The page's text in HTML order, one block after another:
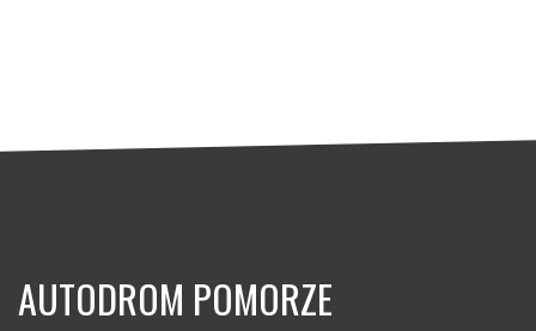
AUTODROM POMORZE